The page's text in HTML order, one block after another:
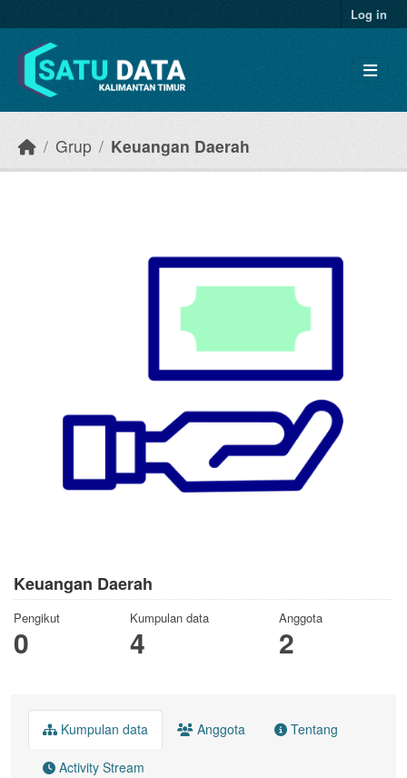
Log in
Grup Keuangan Daerah
Keuangan Daerah
Pengikut
0
Kumpulan data
4
Anggota
2
Kumpulan data Anggota Tentang
Activity Stream